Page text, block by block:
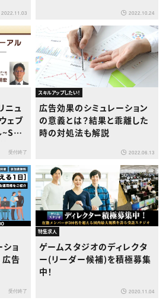
2022.11.03 2022.10.24
ニュ
受付終了
スキルアップしたい！
広告効果のシミュレーション
の意義とは？結果と乖離した
時の対処法も解説
2022.06.13
ョ
広告
受付終了
特集求人
ゲームスタジオのディレクタ
ー(リーダー候補)を積極募集
中！
2020.11.04